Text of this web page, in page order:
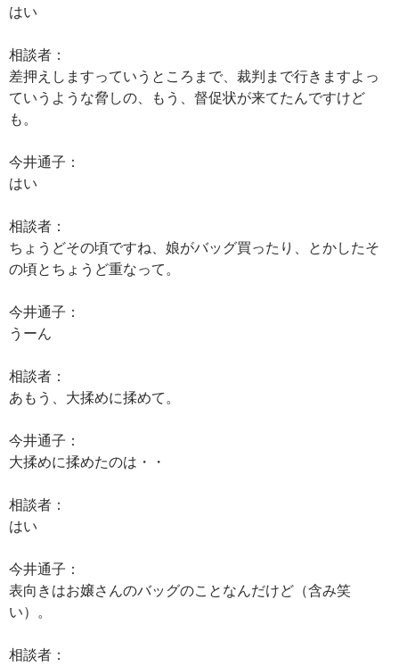
はい
相談者：
差押えしますっていうところまで、裁判まで行きますよっ
ていうような脅しの、もう、督促状が来てたんですけど
も。
今井通子：
はい
相談者：
ちょうどその頃ですね、娘がバッグ買ったり、とかしたそ
の頃とちょうど重なって。
今井通子：
うーん
相談者：
あもう、大揉めに揉めて。
今井通子：
大揉めに揉めたのは・・
相談者：
はい
今井通子：
表向きはお嬢さんのバッグのことなんだけど（含み笑
い）。
相談者：